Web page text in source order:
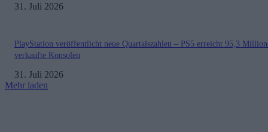
31. Juli 2026
PlayStation veröffentlicht neue Quartalszahlen – PS5 erreicht 95,3
verkaufte Konsolen
31. Juli 2026
Mehr laden